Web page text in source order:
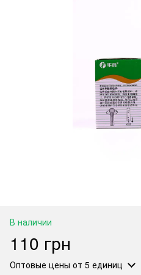
В наличии
110 грн
Оптовые цены от 5 единиц